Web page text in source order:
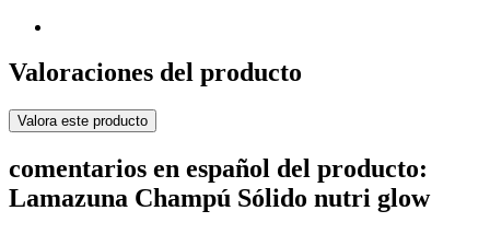
Valoraciones del producto
Valora este producto
comentarios en español del producto:
Lamazuna Champú Sólido nutri glow